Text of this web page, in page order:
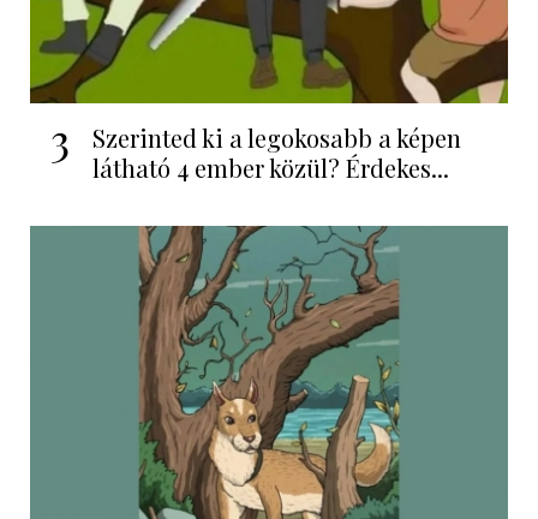
3
Szerinted ki a legokosabb a képen
látható 4 ember közül? Érdekes...